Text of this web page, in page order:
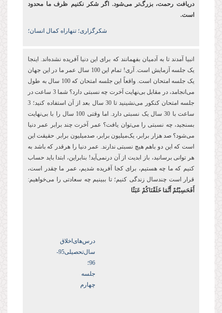
دریافت رحمت، بزرگ‌تر می‌شود. اگر شکر نکنیم ظرف ما محدود
است.
شکرگزاری؛ تنهاراه کمال انسان؛
انبیا آمدند تا به آدمیان بفهمانند که برای این دنیا آفریده نشده‌اند. اینجا
یک جلسه آزمایش است. آری! تمام این 100 سال عمر ما در این جهان
یک جلسه امتحان است. واقعاً این جلسه امتحان که 100 سال به طول
می‌انجامد، در مقابل بی‌نهایت آخرت چه نسبتی دارد؟ شما 3 ساعت در
جلسه امتحان کنکور می‌نشینید تا 30 سال بعد از آن استفاده کنید؛ 3
ساعت با 30 سال یک نسبتی دارد. اما وقتی 100 سال را با بی‌نهایت
بسنجید، چه نسبتی را می‌توان یافت؟ عمر آخرت چند برابر عمر دنیا
می‌شود؟ صد هزار برابر، یک‌میلیون برابر، صدمیلیون برابر. حقیقت این
است که این دو باهم هیچ نسبتی ندارند. عمر دنیا را هرقدر که باشد به
هر توانی برسانید، باز ابدیت از آن درنمی‌آید! بنابراین، ابتدا باید حساب
کنیم که ما چه هستیم، برای کجا آفریده شدیم، عمر ما چقدر است،
قرار است چندسال زندگی کنیم؛ تا ببینیم چه سعادتی را می‌خواهیم:
أَفَحَسِبْتُمْ أَنَّمَا خَلَقْنَاكُمْ عَبَثًا
درس‌های‌اخلاق
سال‌تحصیلی‌95-
96؛
جلسه
چهارم